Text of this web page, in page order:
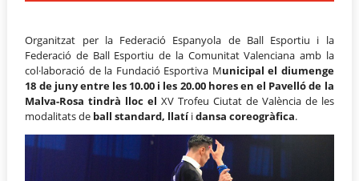
Organitzat per la Federació Espanyola de Ball Esportiu i la
Federació de Ball Esportiu de la Comunitat Valenciana amb la
col·laboració de la Fundació Esportiva Municipal el diumenge
18 de juny entre les 10.00 i les 20.00 hores en el Pavelló de la
Malva-Rosa tindrà lloc el XV Trofeu Ciutat de València de les
modalitats de ball standard, llatíidansa coreogràfica.